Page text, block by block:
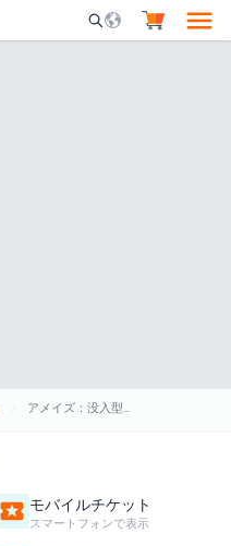
Mobile Search
アメイズ：没入型体験
モバイルチケット
スマートフォンで表示